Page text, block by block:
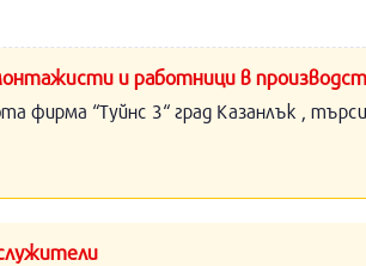
и работници в
фирма “Туйнс 3“ град Казанлък ,